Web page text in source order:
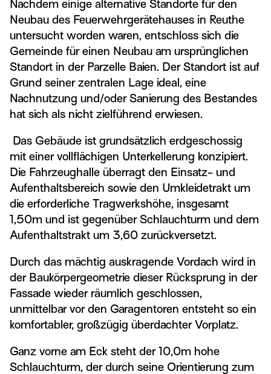
Nachdem einige alternative Standorte für den
Neubau des Feuerwehrgerätehauses in Reuthe
untersucht worden waren, entschloss sich die
Gemeinde für einen Neubau am ursprünglichen
Standort in der Parzelle Baien. Der Standort ist auf
Grund seiner zentralen Lage ideal, eine
Nachnutzung und/oder Sanierung des Bestandes
hat sich als nicht zielführend erwiesen.
Das Gebäude ist grundsätzlich erdgeschossig
mit einer vollflächigen Unterkellerung konzipiert.
Die Fahrzeughalle überragt den Einsatz- und
Aufenthaltsbereich sowie den Umkleidetrakt um
die erforderliche Tragwerkshöhe, insgesamt
1,50m und ist gegenüber Schlauchturm und dem
Aufenthaltstrakt um 3,60 zurückversetzt.
Durch das mächtig auskragende Vordach wird in
der Baukörpergeometrie dieser Rücksprung in der
Fassade wieder räumlich geschlossen,
unmittelbar vor den Garagentoren entsteht so ein
komfortabler, großzügig überdachter Vorplatz.
Ganz vorne am Eck steht der 10,0m hohe
Schlauchturm, der durch seine Orientierung zum